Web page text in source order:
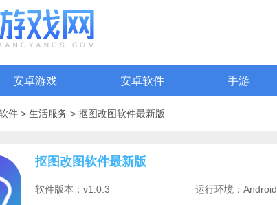
安卓游戏 安卓软件 手游
件 > 生活服务 > 抠图改图软件最新版
抠图改图软件最新版
软件版本：v1.0.3
运行环境：Android